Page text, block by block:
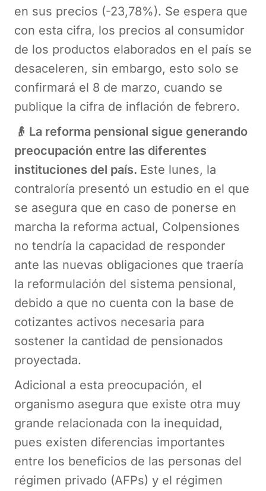
en sus precios (-23,78%). Se espera que
con esta cifra, los precios al consumidor
de los productos elaborados en el país se
desaceleren, sin embargo, esto solo se
confirmará el 8 de marzo, cuando se
publique la cifra de inflación de febrero.
👴 La reforma pensional sigue generando
preocupación entre las diferentes
instituciones del país. Este lunes, la
contraloría presentó un estudio en el que
se asegura que en caso de ponerse en
marcha la reforma actual, Colpensiones
no tendría la capacidad de responder
ante las nuevas obligaciones que traería
la reformulación del sistema pensional,
debido a que no cuenta con la base de
cotizantes activos necesaria para
sostener la cantidad de pensionados
proyectada.
Adicional a esta preocupación, el
organismo asegura que existe otra muy
grande relacionada con la inequidad,
pues existen diferencias importantes
entre los beneficios de las personas del
régimen privado (AFPs) y el régimen